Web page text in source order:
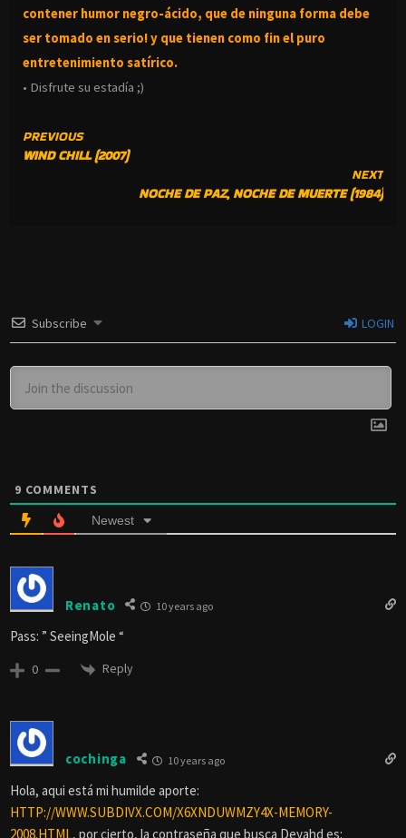
contener humor negro-ácido, que de ninguna forma debe
ser tomado en serio! y que tienen como fin el puro
entretenimiento satírico.
• Disfrute su estadía ;)
CONTINUE
READING
PREVIOUS
WIND CHILL (2007)
NEXT
NOCHE DE PAZ, NOCHE DE MUERTE (1984)
Subscribe LOGIN
9 COMMENTS
Newest
Renato 10 years ago
Pass: ” SeeingMole “
0 Reply
cochinga 10 years ago
Hola, aqui está mi humilde aporte:
HTTP://WWW.SUBDIVX.COM/X6XNDUWMZY4X-MEMORY-
2008.HTML, por cierto, la contraseña que busca Deyahd es: